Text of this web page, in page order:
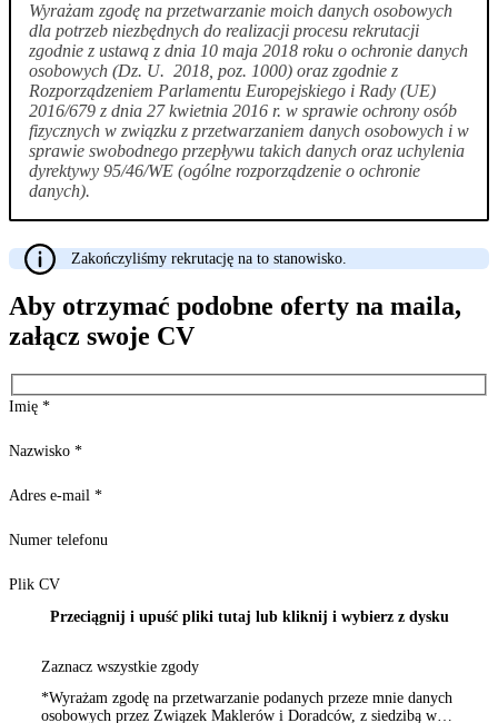
Wyrażam zgodę na przetwarzanie moich danych osobowych
dla potrzeb niezbędnych do realizacji procesu rekrutacji
zgodnie z ustawą z dnia 10 maja 2018 roku o ochronie danych
osobowych (Dz. U. 2018, poz. 1000) oraz zgodnie z
Rozporządzeniem Parlamentu Europejskiego i Rady (UE)
2016/679 z dnia 27 kwietnia 2016 r. w sprawie ochrony osób
fizycznych w związku z przetwarzaniem danych osobowych i w
sprawie swobodnego przepływu takich danych oraz uchylenia
dyrektywy 95/46/WE (ogólne rozporządzenie o ochronie
danych).
Zakończyliśmy rekrutację na to stanowisko.
Aby otrzymać podobne oferty na maila,
załącz swoje CV
Imię *
Nazwisko *
Adres e-mail *
Numer telefonu
Plik CV
Przeciągnij i upuść pliki tutaj lub kliknij i wybierz z dysku
Zaznacz wszystkie zgody
*Wyrażam zgodę na przetwarzanie podanych przeze mnie danych
osobowych przez Związek Maklerów i Doradców, z siedzibą w